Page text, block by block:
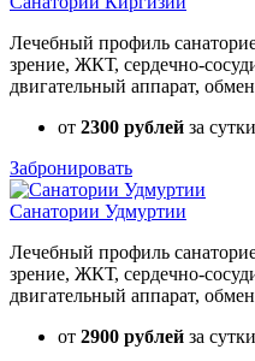
Лечебный профиль
зрение, ЖКТ, сердечно-
двигательный аппарат,
от 2300 рублей за сутки
Забронировать
Санатории Удмуртии
Лечебный профиль
зрение, ЖКТ, сердечно-
двигательный аппарат,
от 2900 рублей за сутки